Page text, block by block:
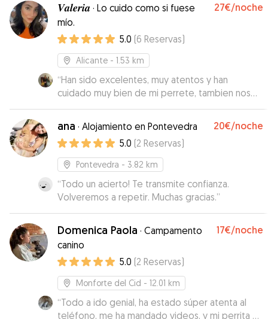
𝑽𝒂𝒍𝒆𝒓𝒊𝒂 · Lo cuido como si fuese
mío.
27€/noche
5.0 (6 Reservas)
Alicante - 1.53 km
“Han sido excelentes, muy atentos y han
cuidado muy bien de mi perrete, tambien nos
han mantenido siempre informados y nos han
mandado tanto fotos como videos para que
estemos tranquilos de que esta bien y en
buenas manos, sin duda los recomiendo al 100%,
son un matrimonio encantador, ya se a quien
acudir en caso de volver a necesitar cuidados y
alojamiento para mi mascota por varios dias
ana · Alojamiento en Pontevedra 20€/noche
5.0 (2 Reservas)
Pontevedra - 3.82 km
“Todo un acierto! Te transmite confianza.
Volveremos a repetir. Muchas gracias.”
Domenica Paola · Campamento
canino
17€/noche
5.0 (2 Reservas)
Monforte del Cid - 12.01 km
“Todo a ido genial, ha estado súper atenta al
teléfono, me ha mandado videos, y mi perrita a